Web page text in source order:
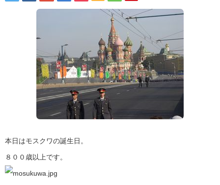
本日はモスクワの誕生日。
８００歳以上です。